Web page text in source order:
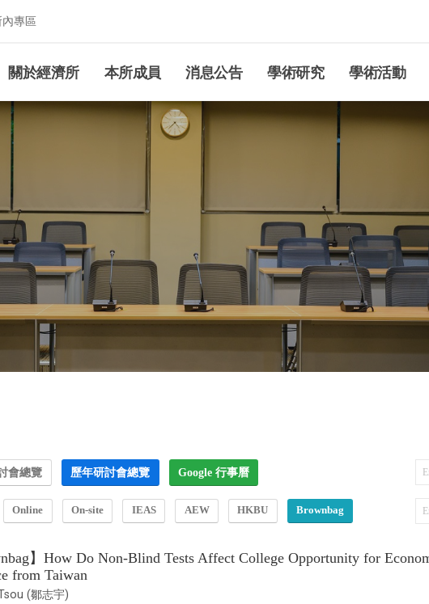
內專區
所
關於經濟所 本所成員 消息公告 學術研究 學術活動
會總覽 歷年研討會總覽 Google 行事曆
Online On-site IEAS AEW HKBU Brownbag
】How Do Non-Blind Tests Affect College Opportunity for
from Taiwan
(鄒志宇)